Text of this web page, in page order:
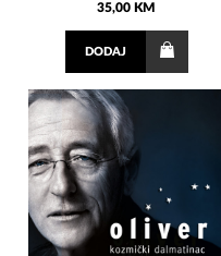
35,00 KM
DODAJ